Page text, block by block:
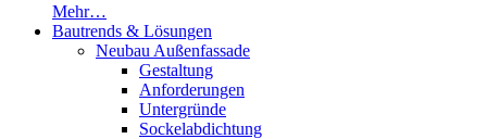
Mehr…
Bautrends & Lösungen
Neubau Außenfassade
Gestaltung
Anforderungen
Untergründe
Sockelabdichtung